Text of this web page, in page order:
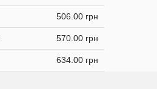
506.00 грн
570.00 грн
634.00 грн